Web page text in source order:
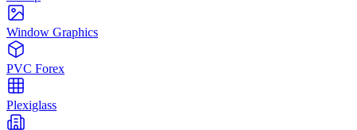
Window Graphics
PVC Forex
Plexiglass